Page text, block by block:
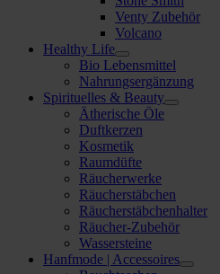
Venty Zubehör
Volcano
Healthy Life
Bio Lebensmittel
Nahrungsergänzung
Spirituelles & Beauty
Ätherische Öle
Duftkerzen
Kosmetik
Raumdüfte
Räucherwerke
Räucherstäbchen
Räucherstäbchenhalter
Räucher-Zubehör
Wassersteine
Hanfmode | Accessoires